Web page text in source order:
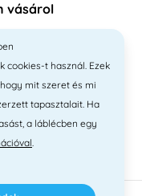
vásárol
cookies-t használ. Ezek
mit szeret és mi
tapasztalait. Ha
a láblécben egy
.